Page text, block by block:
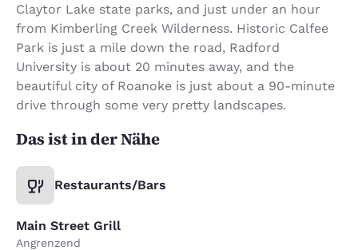
Claytor Lake state parks, and just under an hour
from Kimberling Creek Wilderness. Historic Calfee
Park is just a mile down the road, Radford
University is about 20 minutes away, and the
beautiful city of Roanoke is just about a 90-minute
drive through some very pretty landscapes.
Das ist in der Nähe
Restaurants/Bars
Main Street Grill
Angrenzend